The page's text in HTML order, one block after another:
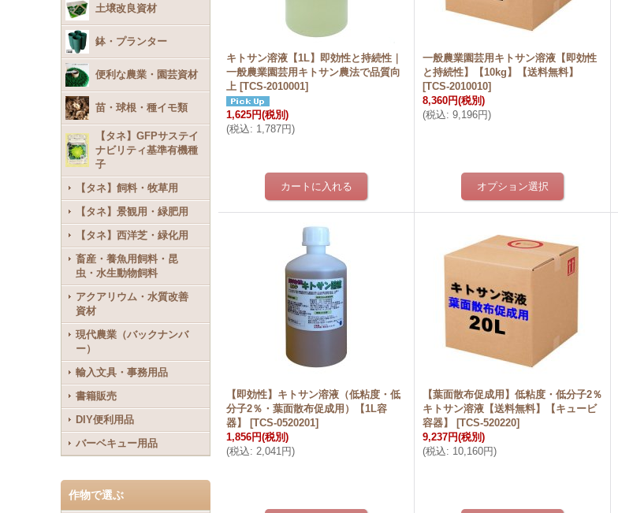
土壌改良資材
鉢・プランター
便利な農業・園芸資材
苗・球根・種イモ類
【タネ】GFPサステイ
ナビリティ基準有機種
子
【タネ】飼料・牧草用
【タネ】景観用・緑肥用
【タネ】西洋芝・緑化用
畜産・養魚用飼料・昆
虫・水生動物飼料
アクアリウム・水質改善
資材
現代農業（バックナンバ
ー）
輸入文具・事務用品
書籍販売
DIY便利用品
バーベキュー用品
作物で選ぶ
キトサン溶液【1L】即効性と持続性｜
一般農業園芸用キトサン農法で品質向
上 [TCS-2010001]
1,625円(税別)
(税込: 1,787円)
一般農業園芸用キトサン溶液【即効性
と持続性】【10kg】【送料無料】
[TCS-2010010]
8,360円(税別)
(税込: 9,196円)
【即効性】キトサン溶液（低粘度・低
分子2％・葉面散布促成用）【1L容
器】
[TCS-0520201]
1,856円(税別)
(税込: 2,041円)
【葉面散布促成用】低粘度・低分子2％
キトサン溶液【送料無料】【キュービ
容器】
[TCS-520220]
9,237円(税別)
(税込: 10,160円)